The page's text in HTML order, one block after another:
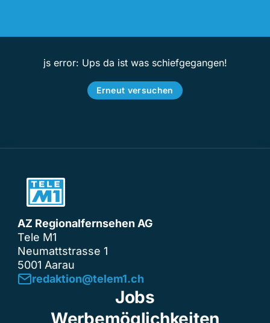
js error: Ups da ist was schiefgegangen!
Erneut versuchen
AZ Regionalfernsehen AG
Tele M1
Neumattstrasse 1
5001 Aarau
redaktion@telem1.ch
Jobs
Werbemöglichkeiten